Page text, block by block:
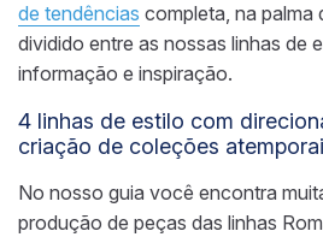
de tendências completa, na palma
dividido entre as nossas linhas de
informação e inspiração.
4 linhas de estilo com
criação de coleções
No nosso guia você encontra
produção de peças das linhas